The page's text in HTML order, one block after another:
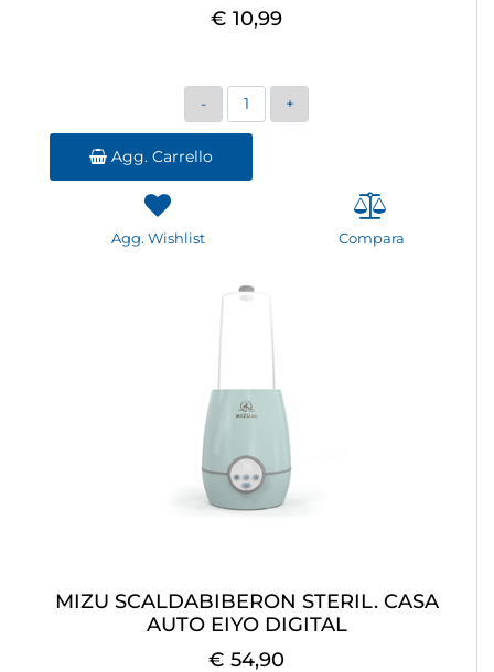
€ 10,99
Quantità
Agg. Carrello
Agg. Wishlist Compara
MIZU SCALDABIBERON STERIL. CASA
AUTO EIYO DIGITAL
€ 54,90